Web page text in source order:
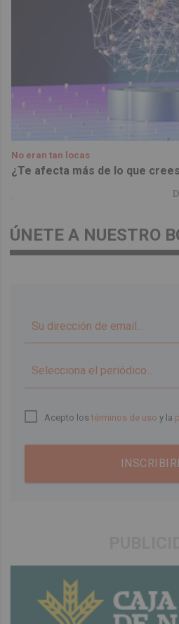
No eran tan locas
¿Te afecta más de lo que
ÚNETE A NUESTRO
Acepto lostérminos de uso y la